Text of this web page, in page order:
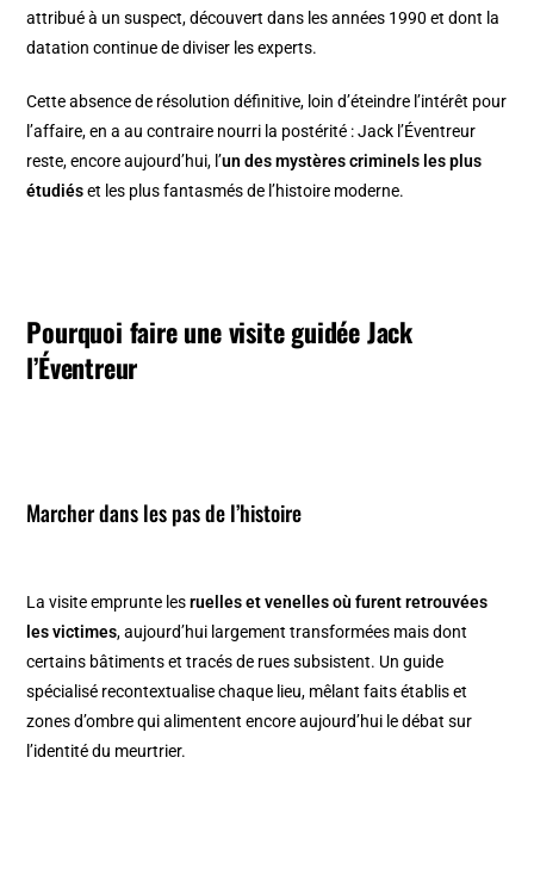
attribué à un suspect, découvert dans les années 1990 et dont la
datation continue de diviser les experts.
Cette absence de résolution définitive, loin d’éteindre l’intérêt pour
l’affaire, en a au contraire nourri la postérité : Jack l’Éventreur
reste, encore aujourd’hui, l’un des mystères criminels les plus
étudiéset les plus fantasmés de l’histoire moderne.
Pourquoi faire une visite guidée Jack
l’Éventreur
Marcher dans les pas de l’histoire
La visite emprunte lesruelles et venelles où furent retrouvées
les victimes, aujourd’hui largement transformées mais dont
certains bâtiments et tracés de rues subsistent. Un guide
spécialisé recontextualise chaque lieu, mêlant faits établis et
zones d’ombre qui alimentent encore aujourd’hui le débat sur
l’identité du meurtrier.